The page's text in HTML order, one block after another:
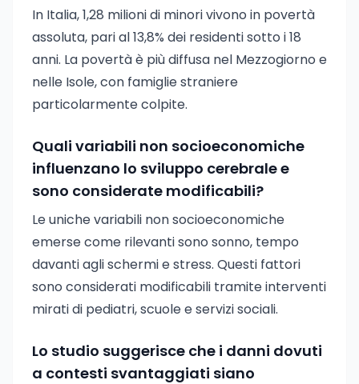
In Italia, 1,28 milioni di minori vivono in povertà
assoluta, pari al 13,8% dei residenti sotto i 18
anni. La povertà è più diffusa nel Mezzogiorno e
nelle Isole, con famiglie straniere
particolarmente colpite.
Quali variabili non socioeconomiche
influenzano lo sviluppo cerebrale e
sono considerate modificabili?
Le uniche variabili non socioeconomiche
emerse come rilevanti sono sonno, tempo
davanti agli schermi e stress. Questi fattori
sono considerati modificabili tramite interventi
mirati di pediatri, scuole e servizi sociali.
Lo studio suggerisce che i danni dovuti
a contesti svantaggiati siano